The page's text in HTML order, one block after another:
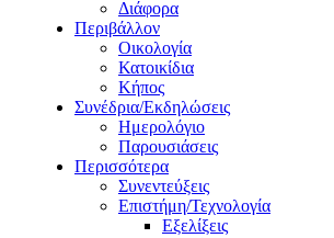
Διάφορα
Περιβάλλον
Οικολογία
Κατοικίδια
Κήπος
Συνέδρια/Εκδηλώσεις
Ημερολόγιο
Παρουσιάσεις
Περισσότερα
Συνεντεύξεις
Επιστήμη/Τεχνολογία
Εξελίξεις